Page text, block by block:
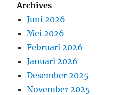
Archives
Juni 2026
Mei 2026
Februari 2026
Januari 2026
Desember 2025
November 2025